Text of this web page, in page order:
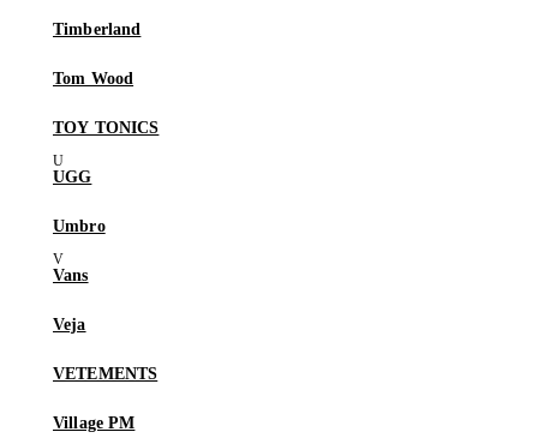
Timberland
Tom Wood
TOY TONICS
UGG
Umbro
Vans
Veja
VETEMENTS
Village PM